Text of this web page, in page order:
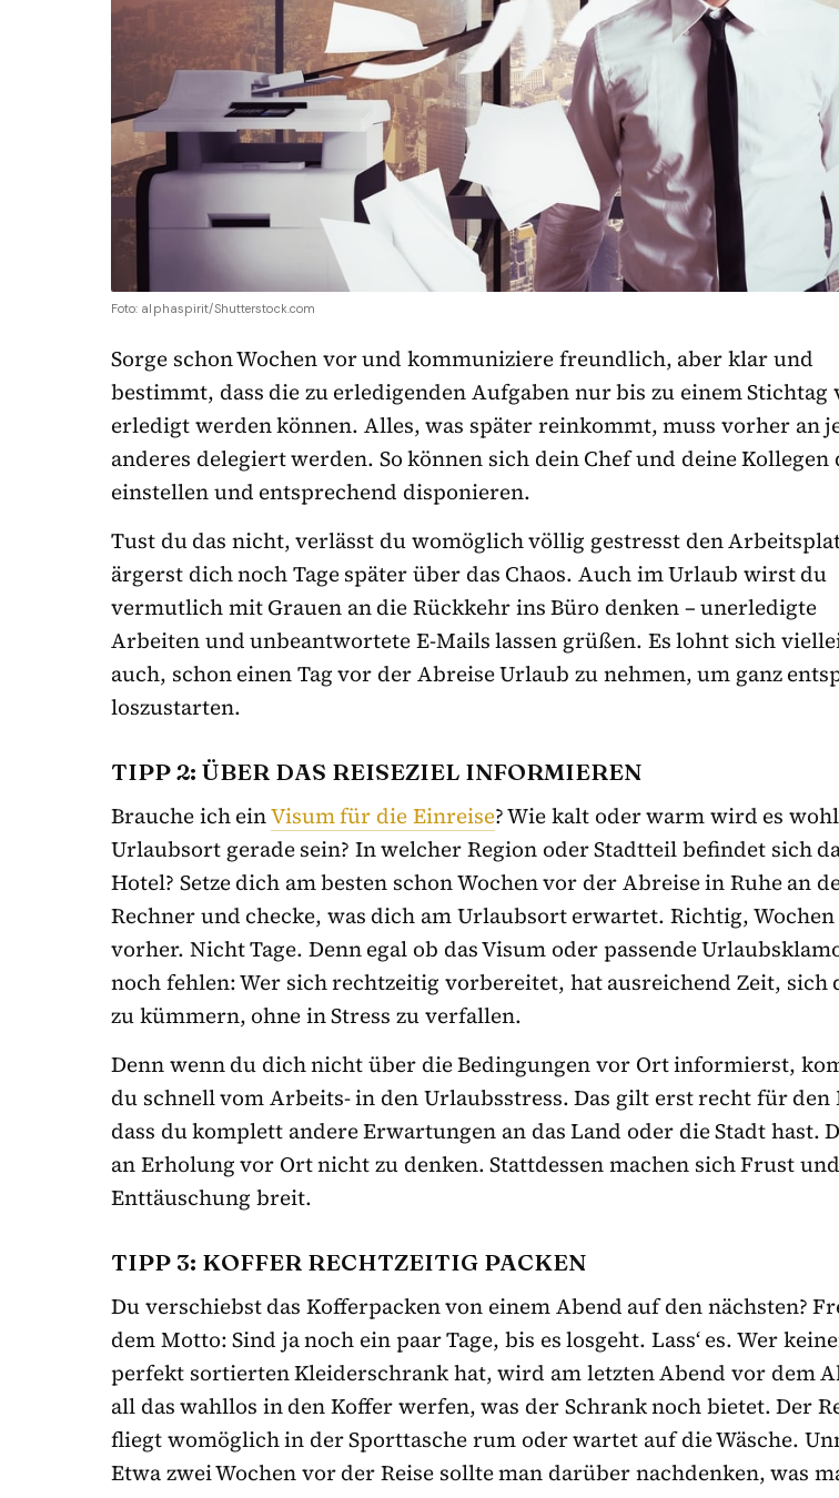
Foto: alphaspirit/Shutterstock.com
Sorge schon Wochen vor und kommuniziere freundlich, aber klar und
bestimmt, dass die zu erledigenden Aufgaben nur bis zu einem Stichtag
erledigt werden können. Alles, was später reinkommt, muss vorher an
anderes delegiert werden. So können sich dein Chef und deine Kollegen
einstellen und entsprechend disponieren.
Tust du das nicht, verlässt du womöglich völlig gestresst den
ärgerst dich noch Tage später über das Chaos. Auch im Urlaub wirst du
vermutlich mit Grauen an die Rückkehr ins Büro denken – unerledigte
Arbeiten und unbeantwortete E-Mails lassen grüßen. Es lohnt sich
auch, schon einen Tag vor der Abreise Urlaub zu nehmen, um ganz
loszustarten.
TIPP 2: ÜBER DAS REISEZIEL INFORMIEREN
Brauche ich einVisum für die Einreise? Wie kalt oder warm wird es
Urlaubsort gerade sein? In welcher Region oder Stadtteil befindet sich
Hotel? Setze dich am besten schon Wochen vor der Abreise in Ruhe an
Rechner und checke, was dich am Urlaubsort erwartet. Richtig, Wochen
vorher. Nicht Tage. Denn egal ob das Visum oder passende
noch fehlen: Wer sich rechtzeitig vorbereitet, hat ausreichend Zeit, sich
zu kümmern, ohne in Stress zu verfallen.
Denn wenn du dich nicht über die Bedingungen vor Ort informierst,
du schnell vom Arbeits- in den Urlaubsstress. Das gilt erst recht für den
dass du komplett andere Erwartungen an das Land oder die Stadt hast.
an Erholung vor Ort nicht zu denken. Stattdessen machen sich Frust und
Enttäuschung breit.
TIPP 3: KOFFER RECHTZEITIG PACKEN
Du verschiebst das Kofferpacken von einem Abend auf den nächsten?
dem Motto: Sind ja noch ein paar Tage, bis es losgeht. Lass‘ es. Wer
perfekt sortierten Kleiderschrank hat, wird am letzten Abend vor dem
all das wahllos in den Koffer werfen, was der Schrank noch bietet. Der
fliegt womöglich in der Sporttasche rum oder wartet auf die Wäsche.
Etwa zwei Wochen vor der Reise sollte man darüber nachdenken, was